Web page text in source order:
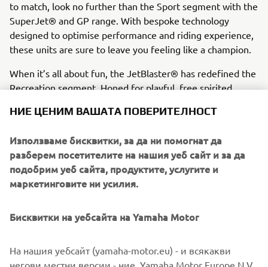
to match, look no further than the Sport segment with the
SuperJet® and GP range. With bespoke technology
designed to optimise performance and riding experience,
these units are sure to leave you feeling like a champion.
When it’s all about fun, the JetBlaster® has redefined the
Recreation segment. Honed for playful, free spirited
engineering and build quality.
Whether for Cruising, Recreation or Sport each of our
segments is designed to inspire every rider, whatever
their passion is, to discover a WaveRunner that fits them
perfectly.
DISCOVER THE WAVERUNNER RANGE
разберем посетителите на нашия уеб сайт и за да
подобрим уеб сайта, продуктите, услугите и
маркетинговите ни усилия.
негови местни версии - ние, Yamaha Motor Europe N.V.,